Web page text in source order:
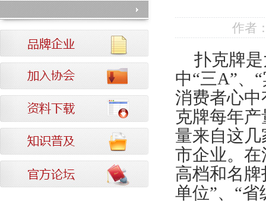
作者
扑克牌
中“三A”、
消费者心
克牌每年产
量来自这
市企业。在
高档和名
单位”、“